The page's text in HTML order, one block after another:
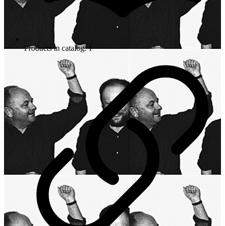
Products in catalog: 1